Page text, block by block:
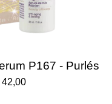
P167 - Purlés
42,00